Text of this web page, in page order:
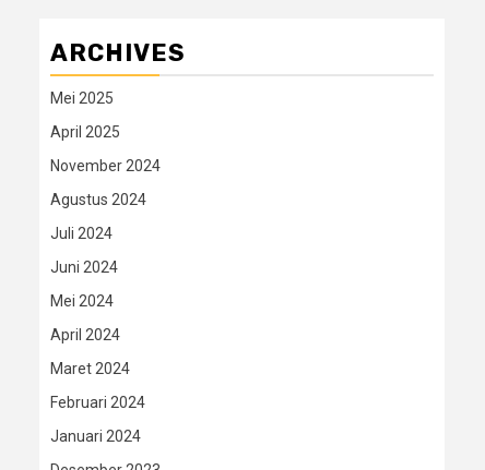
ARCHIVES
Mei 2025
April 2025
November 2024
Agustus 2024
Juli 2024
Juni 2024
Mei 2024
April 2024
Maret 2024
Februari 2024
Januari 2024